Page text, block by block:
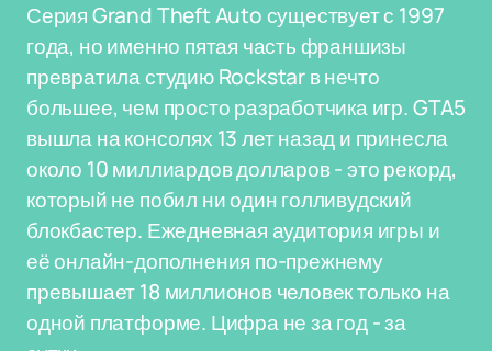
Серия Grand Theft Auto существует с 1997
года, но именно пятая часть франшизы
превратила студию Rockstar в нечто
большее, чем просто разработчика игр. GTA5
вышла на консолях 13 лет назад и принесла
около 10 миллиардов долларов - это рекорд,
который не побил ни один голливудский
блокбастер. Ежедневная аудитория игры и
её онлайн-дополнения по-прежнему
превышает 18 миллионов человек только на
одной платформе. Цифра не за год - за